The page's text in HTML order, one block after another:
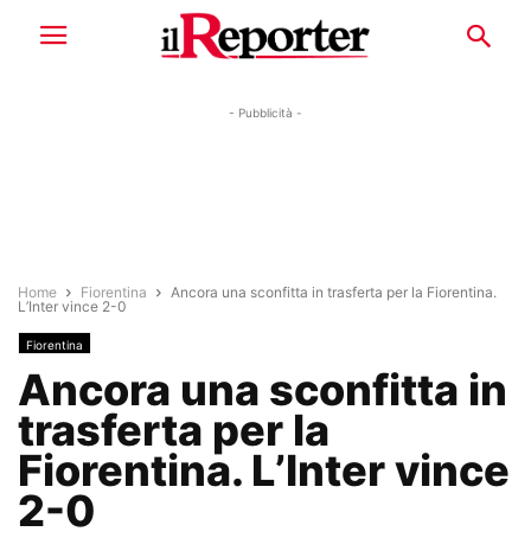
- Pubblicità -
Home Fiorentina
Ancora una sconfitta in trasferta per la Fiorentina.
L’Inter vince 2-0
Fiorentina
Ancora una sconfitta in
trasferta per la
Fiorentina. L’Inter vince
2-0